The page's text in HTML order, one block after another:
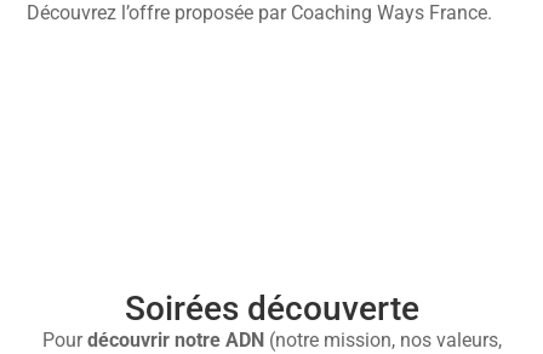
Découvrez l’offre proposée par Coaching Ways France.
Soirées découverte
Pourdécouvrir notre ADN(notre mission, nos valeurs,